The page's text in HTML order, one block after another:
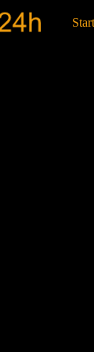
Start